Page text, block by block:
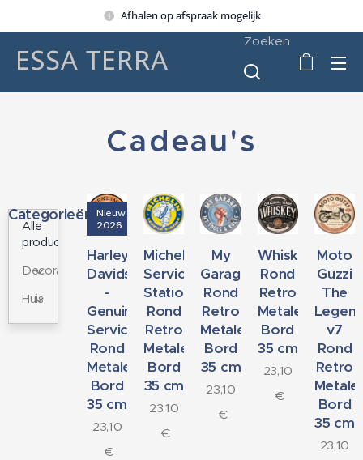
Afhalen op afspraak mogelijk
Zoeken
Cadeau's
Categorieën
Alle
producten
Decoratie
Huis
Harley-
Davidson
-
Genuine
Service
Rond
Metalen
Bord
35 cm
Nieuw
2026
23,10
€
Michelin
Service
Station
Rond
Retro
Metalen
Bord
35 cm
23,10
€
My
Garage
Rond
Retro
Metalen
Bord
35 cm
23,10
€
Whiskey
Rond
Retro
Metalen
Bord
35 cm
23,10
€
Moto
Guzzi
The
v7
Rond
Retro
Bord
35 cm
23,10